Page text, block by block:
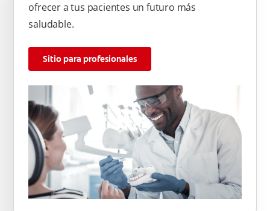
ofrecer a tus pacientes un futuro más
saludable.
Sitio para profesionales